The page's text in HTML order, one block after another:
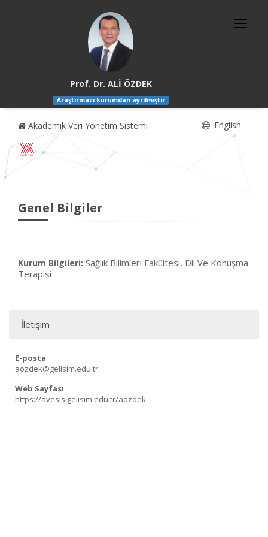
Prof. Dr. ALİ ÖZDEK
Araştırmacı kurumdan ayrılmıştır
Akademik Veri Yönetim Sistemi English
Genel Bilgiler
Kurum Bilgileri: Sağlık Bilimleri Fakültesi, Dil Ve Konuşma
Terapisi
İletişim
E-posta
aozdek@gelisim.edu.tr
Web Sayfası
https://avesis.gelisim.edu.tr/aozdek